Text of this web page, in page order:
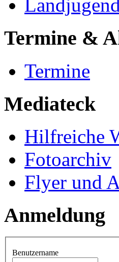
Termine &
Termine
Mediateck
Hilfreiche
Fotoarchiv
Flyer und
Anmeldung
Benutzername